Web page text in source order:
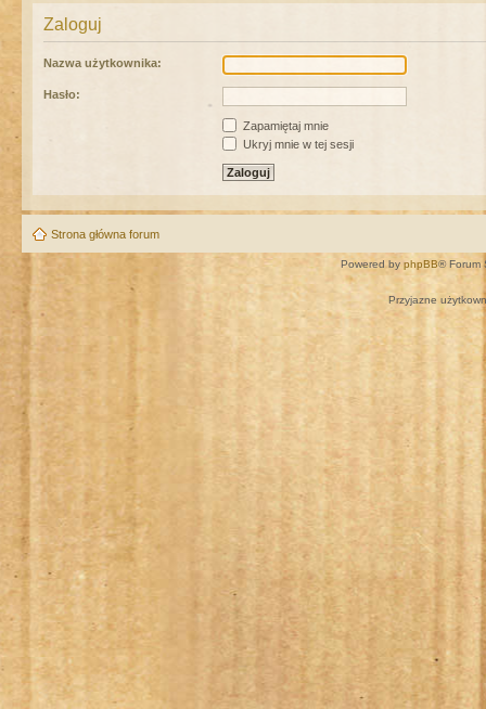
Zaloguj
Nazwa użytkownika:
Hasło:
Zapamiętaj mnie
Ukryj mnie w tej sesji
Strona główna forum
Powered by phpBB® Forum
Przyjazne